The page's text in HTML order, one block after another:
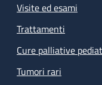
Visite ed esami
Trattamenti
Cure palliative
Tumori rari